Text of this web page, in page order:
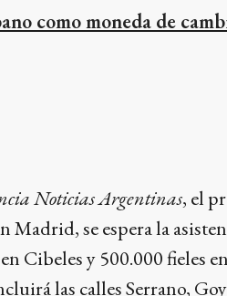
como moneda de
Noticias Argentinas, el
Madrid, se espera la
Cibeles y 500.000 fieles
las calles Serrano,